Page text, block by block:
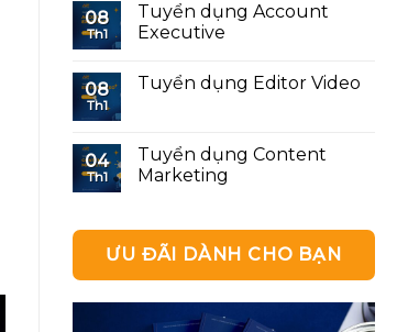
08
Th1
Tuyển dụng Account
Executive
08
Th1
Tuyển dụng Editor Video
04
Th1
Tuyển dụng Content
Marketing
ƯU ĐÃI DÀNH CHO BẠN